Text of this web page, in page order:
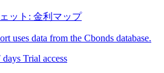
ット: 金利マップ
uses data from the Cbonds database.
days Trial access